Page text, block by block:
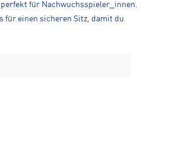
perfekt für Nachwuchsspieler_innen.
für einen sicheren Sitz, damit du